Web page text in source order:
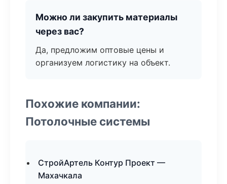
Можно ли закупить материалы
через вас?
Да, предложим оптовые цены и
организуем логистику на объект.
Похожие компании:
Потолочные системы
СтройАртель Контур Проект —
Махачкала